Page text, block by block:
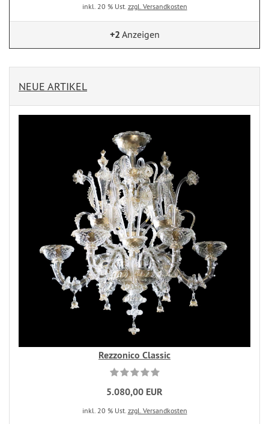
inkl. 20 % Ust. zzgl. Versandkosten
+2 Anzeigen
NEUE ARTIKEL
Rezzonico Classic
5.080,00 EUR
inkl. 20 % Ust. zzgl. Versandkosten